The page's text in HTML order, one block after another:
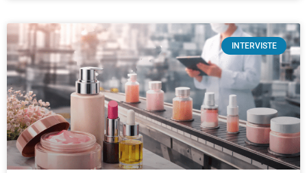
INTERVISTE